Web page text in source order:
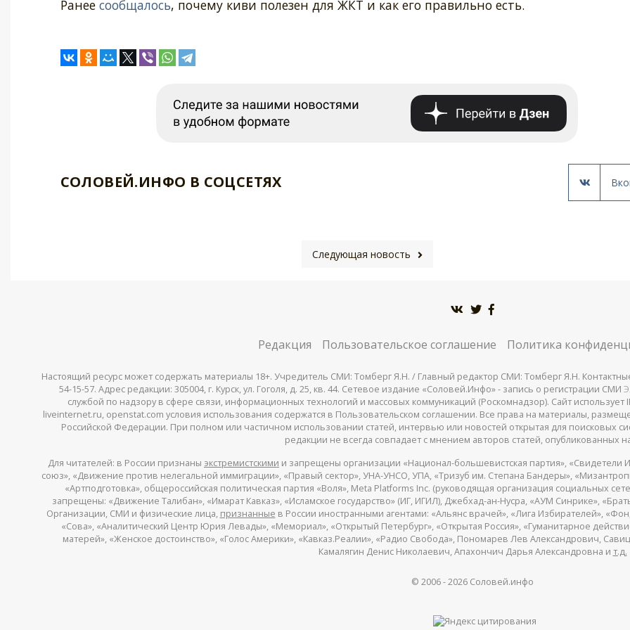
Ранее сообщалось, почему киви полезен для ЖКТ и как его правильно есть.
СОЛОВЕЙ.ИНФО В СОЦСЕТЯХ
Следующая новость
Редакция Пользовательское соглашение Политика
Настоящий ресурс может содержать материалы 18+. Учредитель СМИ: Томберг Я.Н. / Главный редактор СМИ: Томберг Я.Н.
54-15-57. Адрес редакции: 305004, г. Курск, ул. Гоголя, д. 25, кв. 44. Сетевое издание «Соловей.Инфо» - запись о регистрации СМИ
службой по надзору в сфере связи, информационных технологий и массовых коммуникаций (Роскомнадзор). Сайт использует
liveinternet.ru, openstat.com условия использования содержатся в Пользовательском соглашении. Все права на материалы,
Российской Федерации. При полном или частичном использовании статей, интервью или новостей открытая для поисковых
редакции не всегда совпадает с мнением авторов статей, опубликованных
Для читателей: в России признаны экстремистскими и запрещены организации «Национал-большевистская партия»,
союз», «Движение против нелегальной иммиграции», «Правый сектор», УНА-УНСО, УПА, «Тризуб им. Степана Бандеры»,
«Артподготовка», общероссийская политическая партия «Воля», Meta Platforms Inc. (руководящая организация социальных
запрещены: «Движение Талибан», «Имарат Кавказ», «Исламское государство» (ИГ, ИГИЛ), Джебхад-ан-Нусра, «АУМ Синрике»,
Организации, СМИ и физические лица, признанные в России иностранными агентами: «Альянс врачей», «Лига Избирателей»,
«Сова», «Аналитический Центр Юрия Левады», «Мемориал», «Открытый Петербург», «Открытая Россия», «Гуманитарное
матерей», «Женское достоинство», «Голос Америки», «Кавказ.Реалии», «Радио Свобода», Пономарев Лев Александрович,
Камалягин Денис Николаевич, Апахончич Дарья Александровна и т.д.
© 2006 -2026 Соловей.инфо